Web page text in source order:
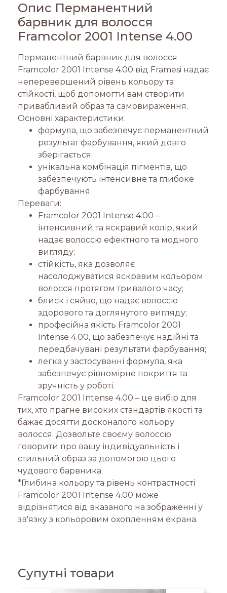
Опис Перманентний
барвник для волосся
Framcolor 2001 Intense 4.00
Перманентний барвник для волосся
Framcolor 2001 Intense 4.00 від Framesi надає
неперевершений рівень кольору та
стійкості, щоб допомогти вам створити
привабливий образ та самовираження.
Основні характеристики:
формула, що забезпечує перманентний
результат фарбування, який довго
зберігається;
унікальна комбінація пігментів, що
забезпечують інтенсивне та глибоке
фарбування.
Переваги:
Framcolor 2001 Intense 4.00 –
інтенсивний та яскравий колір, який
надає волоссю ефектного та модного
вигляду;
стійкість, яка дозволяє
насолоджуватися яскравим кольором
волосся протягом тривалого часу;
блиск і сяйво, що надає волоссю
здорового та доглянутого вигляду;
професійна якість Framcolor 2001
Intense 4.00, що забезпечує надійні та
передбачувані результати фарбування;
легка у застосуванні формула, яка
забезпечує рівномірне покриття та
зручність у роботі.
Framcolor 2001 Intense 4.00 – це вибір для
тих, хто прагне високих стандартів якості та
бажає досягти досконалого кольору
волосся. Дозвольте своєму волоссю
говорити про вашу індивідуальність і
стильний образ за допомогою цього
чудового барвника.
*Глибина кольору та рівень контрастності
Framcolor 2001 Intense 4.00 може
відрізнятися від вказаного на зображенні у
зв'язку з кольоровим охопленням екрана.
Супутні товари